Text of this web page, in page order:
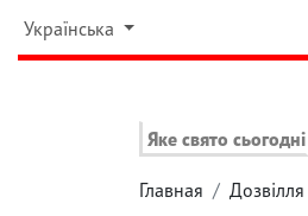
Українська
Яке свято сьогодні
Главная Дозвілля